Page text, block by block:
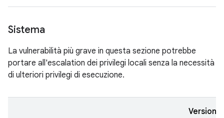
Sistema
La vulnerabilità più grave in questa sezione potrebbe
portare all'escalation dei privilegi locali senza la necessità
di ulteriori privilegi di esecuzione.
Versioni